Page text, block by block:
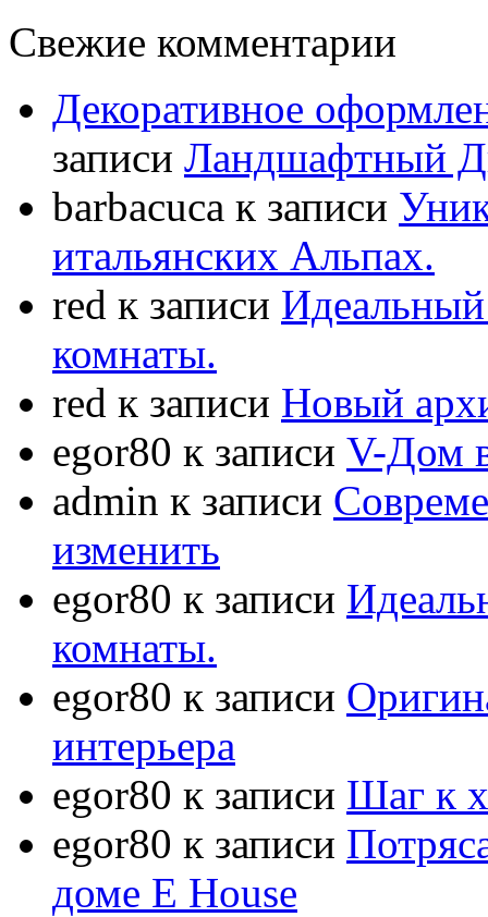
Свежие комментарии
Декоративное
записи Ландшафтный
barbacuca к записи
итальянских Альпах.
red к записи Идеальный
комнаты.
red к записи Новый
egor80 к записи V-Дом
admin к записи
изменить
egor80 к записи
комнаты.
egor80 к записи
интерьера
egor80 к записи Шаг к
egor80 к записи
доме E House